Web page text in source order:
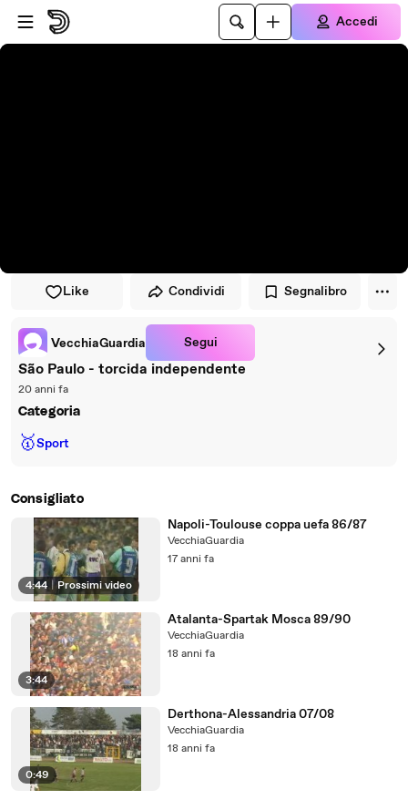
Vai al lettore
Passa al contenuto principale
Accedi
Like Condividi Segnalibro
VecchiaGuardia Segui
São Paulo - torcida independente
20 anni fa
Categoria
🥇Sport
Consigliato
4:44 | Prossimi video
Napoli-Toulouse coppa uefa 86/87
VecchiaGuardia
17 anni fa
3:44
Atalanta-Spartak Mosca 89/90
VecchiaGuardia
18 anni fa
0:49
Derthona-Alessandria 07/08
VecchiaGuardia
18 anni fa